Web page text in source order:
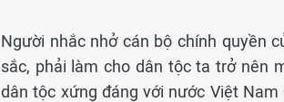
Người nhắc nhở cán bộ chính quyền
sắc, phải làm cho dân tộc ta trở nên
dân tộc xứng đáng với nước Việt